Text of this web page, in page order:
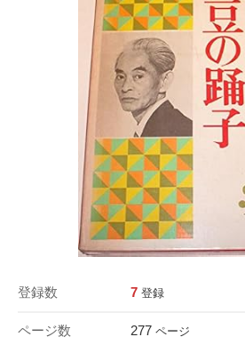
登録数 7 登録
ページ数 277 ページ